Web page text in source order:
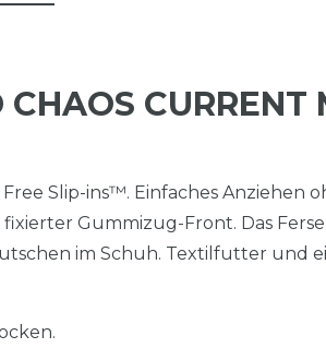
CURRENT
Slip-ins™. Einfaches Anziehen
Gummizug-Front. Das
im Schuh. Textilfutter und